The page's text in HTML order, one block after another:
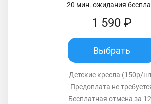
20 мин. ожидания
1 590 ₽
Выбрать
Детские кресла (150р/
Предоплата не
Бесплатная отмена за